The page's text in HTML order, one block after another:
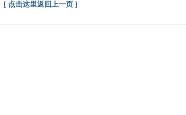
[ 点击这里返回上一页 ]